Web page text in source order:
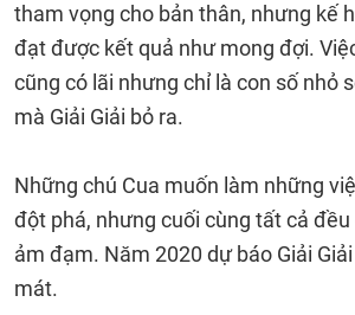
tham vọng cho bản thân, nhưng kế
đạt được kết quả như mong đợi.
cũng có lãi nhưng chỉ là con số nhỏ
mà Giải Giải bỏ ra.
Những chú Cua muốn làm những
đột phá, nhưng cuối cùng tất cả
ảm đạm. Năm 2020 dự báo Giải
mát.